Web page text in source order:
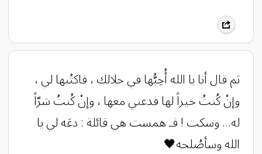
ثم قال أنا يا الله أُحِبُّها في حلالك ، فاكتُبها لي ،
وإنْ كُنتُ خيراً لها فدعني معها ، وإنْ كُنتُ شرّاً
له... وسكت ! فـ همست هي قائلة : دعَه لي يا
الله وسأصُلحه🖤